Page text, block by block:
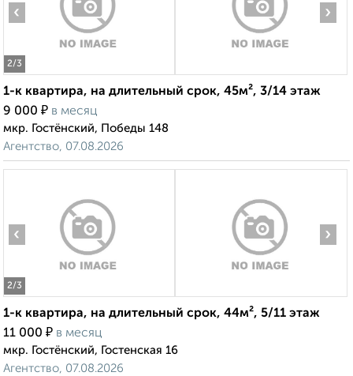
2/3
‹ ›
1-к квартира, на длительный срок, 45м², 3/14 этаж
9 000 ₽ в месяц
мкр. Гостёнский, Победы 148
Агентство, 07.08.2026
2/3
‹ ›
1-к квартира, на длительный срок, 44м², 5/11 этаж
11 000 ₽ в месяц
мкр. Гостёнский, Гостенская 16
Агентство, 07.08.2026